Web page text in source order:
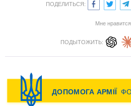
ПОДЕЛИТЬСЯ:
Мне нравится
ПОДЫТОЖИТЬ: